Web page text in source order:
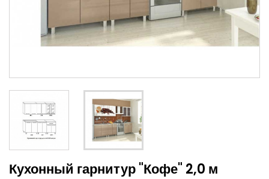
Кухонный гарнитур "Кофе" 2,0 м